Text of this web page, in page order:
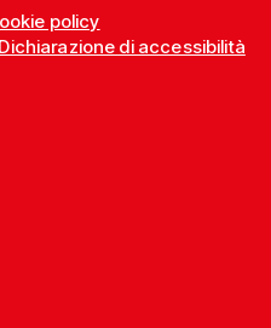
policy
Dichiarazione di accessibilità